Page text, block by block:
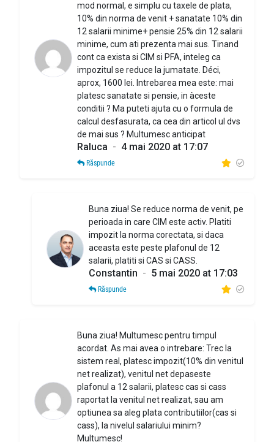
mod normal, e simplu cu taxele de plata,
10% din norma de venit + sanatate 10% din
12 salarii minime+ pensie 25% din 12 salarii
minime, cum ati prezenta mai sus. Tinand
cont ca exista si CIM si PFA, inteleg ca
impozitul se reduce la jumatate. Déci,
aprox, 1600 lei. Intrebarea mea este: mai
platesc sanatate si pensie, in àceste
conditii ? Ma puteti ajuta cu o formula de
calcul desfasurata, ca cea din articol ul dvs
de mai sus ? Multumesc anticipat
Raluca - 4 mai 2020 at 17:07
Răspunde
Buna ziua! Se reduce norma de venit, pe
perioada in care CIM este activ. Platiti
impozit la norma corectata, si daca
aceasta este peste plafonul de 12
salarii, platiti si CAS si CASS.
Constantin - 5 mai 2020 at 17:03
Răspunde
Buna ziua! Multumesc pentru timpul
acordat. As mai avea o intrebare: Trec la
sistem real, platesc impozit(10% din venitul
net realizat), venitul net depaseste
plafonul a 12 salarii, platesc cas si cass
raportat la venitul net realizat, sau am
optiunea sa aleg plata contributiilor(cas si
cass), la nivelul salariului minim?
Multumesc!